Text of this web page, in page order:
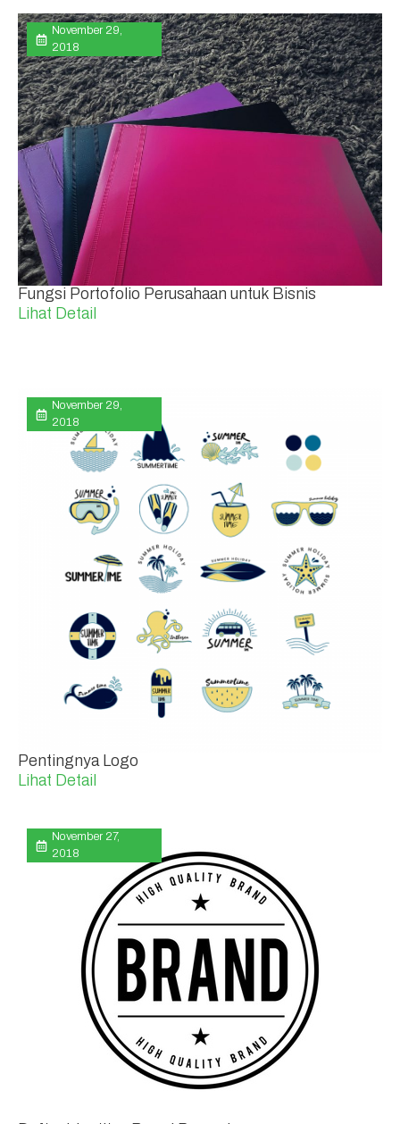
November 29,
2018
Fungsi Portofolio Perusahaan untuk Bisnis
Lihat Detail
November 29,
2018
Pentingnya Logo
Lihat Detail
November 27,
2018